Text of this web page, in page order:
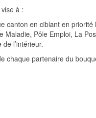
à :
en ciblant en
Pôle Emploi, La
l’intérieur.
chaque partenaire du